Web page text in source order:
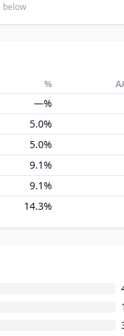
below
%
—%
5.0%
5.0%
9.1%
9.1%
14.3%